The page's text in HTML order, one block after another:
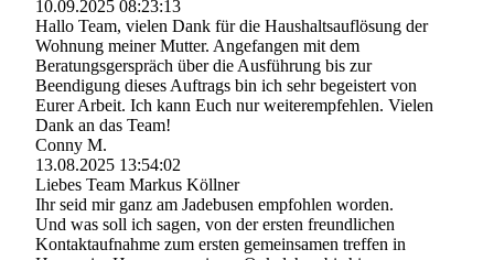
10.09.2025 08:23:13
Hallo Team, vielen Dank für die Haushaltsauflösung der
Wohnung meiner Mutter. Angefangen mit dem
Beratungsgerspräch über die Ausführung bis zur
Beendigung dieses Auftrags bin ich sehr begeistert von
Eurer Arbeit. Ich kann Euch nur weiterempfehlen. Vielen
Dank an das Team!
Conny M.
13.08.2025 13:54:02
Liebes Team Markus Köllner
Ihr seid mir ganz am Jadebusen empfohlen worden.
Und was soll ich sagen, von der ersten freundlichen
Kontaktaufnahme zum ersten gemeinsamen treffen in